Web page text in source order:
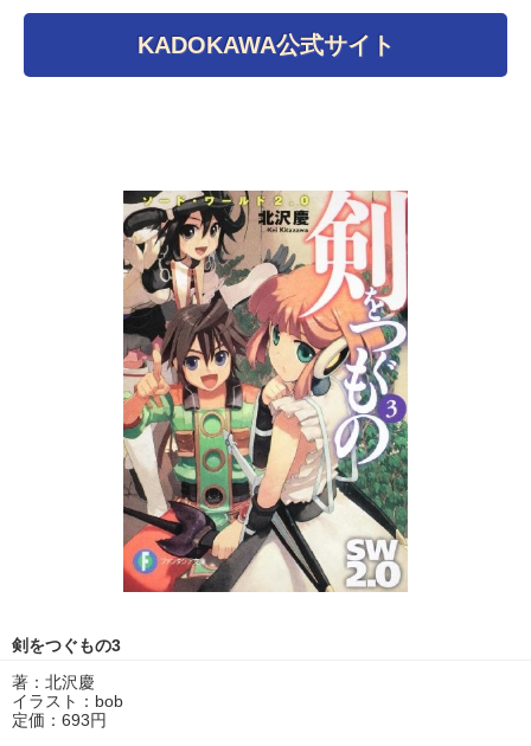
KADOKAWA公式サイト
剣をつぐもの3
著：北沢慶
イラスト：bob
定価：693円